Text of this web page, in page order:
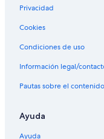
Privacidad
Cookies
Condiciones de uso
Información legal/
Pautas sobre el
Ayuda
Ayuda